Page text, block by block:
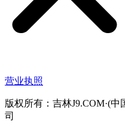
营业执照
版权所有：吉林J9.COM·(
司